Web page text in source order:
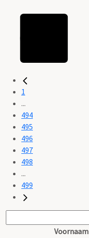
1
...
494
495
496
497
498
...
499
Voornaam